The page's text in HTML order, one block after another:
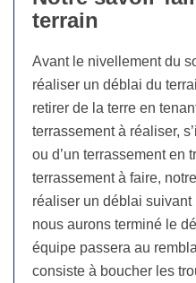
terrain
Avant le nivellement du
réaliser un déblai du
retirer de la terre en
terrassement à réaliser,
ou d’un terrassement en
terrassement à faire,
réaliser un déblai suivant
nous aurons terminé le
équipe passera au
consiste à boucher les